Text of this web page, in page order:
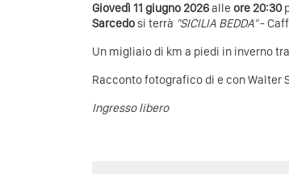
Giovedì 11 giugno 2026alle ore 20:30
Sarcedosi terrà "SICILIA BEDDA"-
Un migliaio di km a piedi in inverno
Racconto fotografico di e con Walter
Ingresso libero